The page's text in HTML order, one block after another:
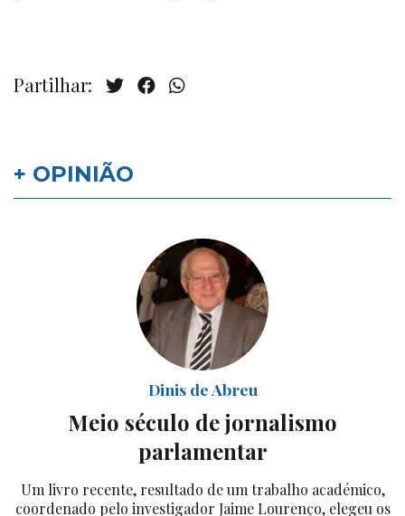
Partilhar:
+ OPINIÃO
Dinis de Abreu
Meio século de jornalismo
parlamentar
Um livro recente, resultado de um trabalho académico,
coordenado pelo investigador Jaime Lourenço, elegeu os